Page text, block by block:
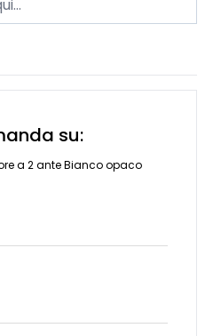
su:
a 2 ante Bianco opaco